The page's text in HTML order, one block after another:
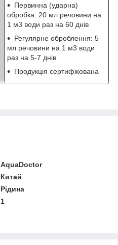
Первинна (ударна)
обробка: 20 мл речовини на
1 м3 води раз на 60 днів
Регулярне оброблення: 5
мл речовини на 1 м3 води
раз на 5-7 днів
Продукція сертифікована
AquaDoctor
Китай
Рідина
1